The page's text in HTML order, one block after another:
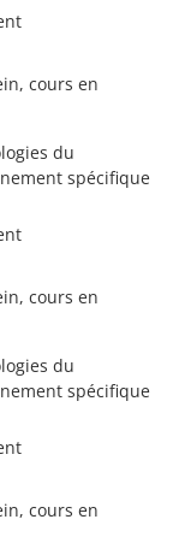
cours en
du
spécifique
cours en
du
spécifique
cours en